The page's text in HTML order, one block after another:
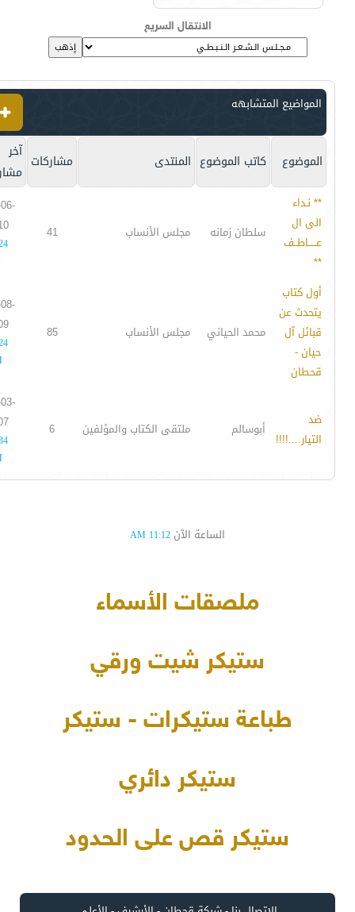
الانتقال السريع
المواضيع المتشابهه
الموضوع كاتب الموضوع المنتدى مشاركات آخر
** نـداء
الى ال
عـــــاطــف
**
سلطان زمانه مجلس الأنساب 41
أول كتاب
يتحدث عن
قبائل آل
حيان -
قحطان
محمد الحياني مجلس الأنساب 85
ضد
التيار....!!!!
أبوسالم ملتقى الكتاب والمؤلفين 6
الساعة الآن 11:12 AM
ملصقات الأسماء
ستيكر شيت ورقي
طباعة ستيكرات - ستيكر
ستيكر دائري
ستيكر قص على الحدود